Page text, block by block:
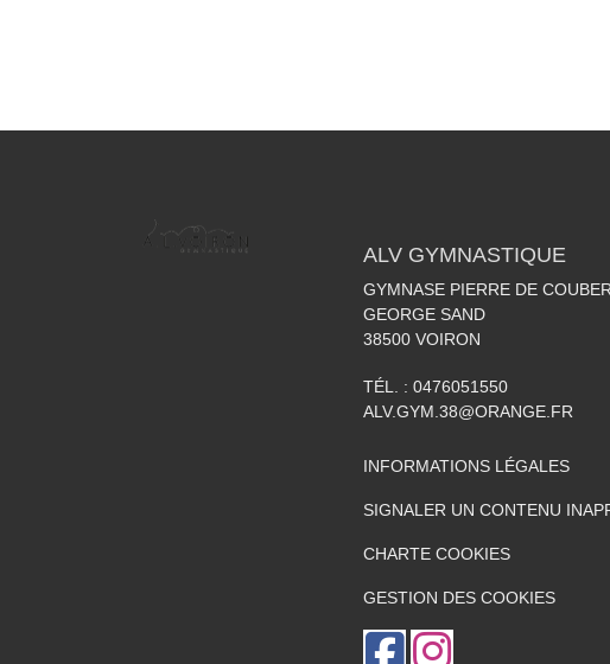
ALV GYMNASTIQUE
GYMNASE PIERRE DE
GEORGE SAND
38500 VOIRON
TÉL. :0476051550
ALV.GYM.38@ORANGE.FR
INFORMATIONS LÉGALES
SIGNALER UN CONTENU
CHARTE COOKIES
GESTION DES COOKIES